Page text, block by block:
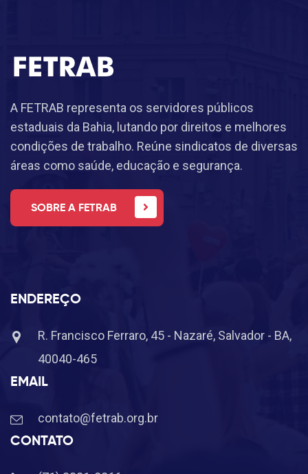
A FETRAB representa os servidores públicos
estaduais da Bahia, lutando por direitos e melhores
condições de trabalho. Reúne sindicatos de diversas
áreas como saúde, educação e segurança.
SOBRE A FETRAB
ENDEREÇO
R. Francisco Ferraro, 45 - Nazaré, Salvador - BA,
40040-465
EMAIL
contato@fetrab.org.br
CONTATO